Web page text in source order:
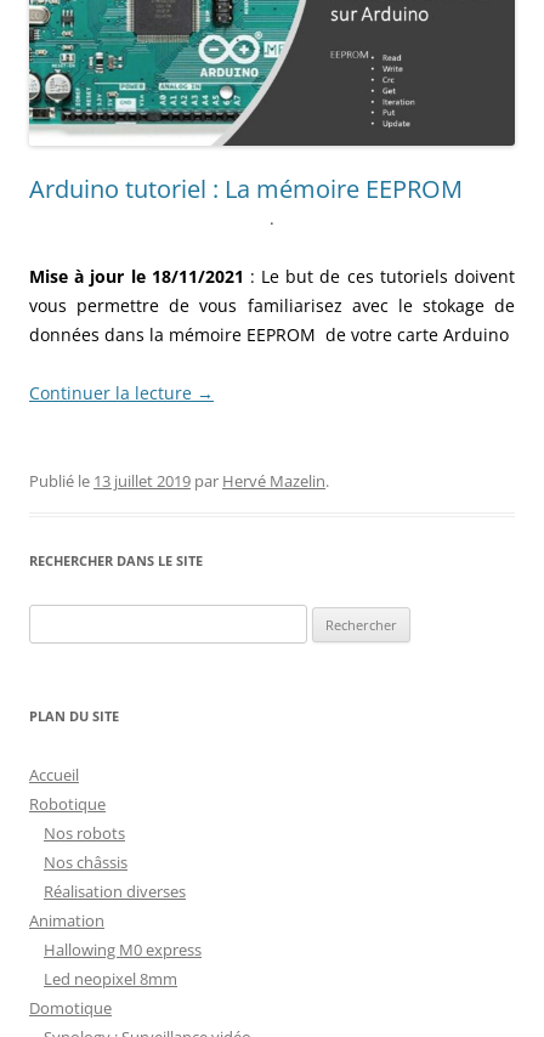
Arduino tutoriel : La mémoire EEPROM
.
Mise à jour le 18/11/2021 : Le but de ces tutoriels doivent
vous permettre de vous familiarisez avec le stokage de
données dans la mémoire EEPROM de votre carte Arduino
Continuer la lecture →
Publié le 13 juillet 2019 par Hervé Mazelin.
RECHERCHER DANS LE SITE
PLAN DU SITE
Accueil
Robotique
Nos robots
Nos châssis
Réalisation diverses
Animation
Hallowing M0 express
Led neopixel 8mm
Domotique